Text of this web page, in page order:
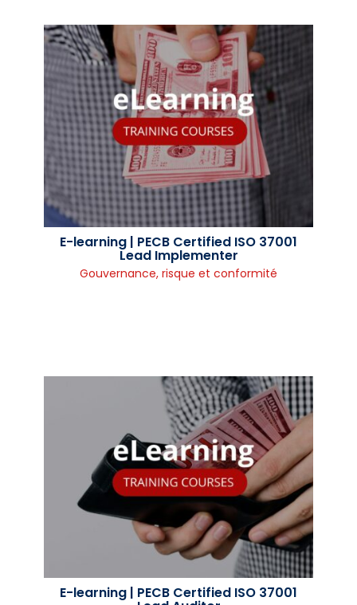
E-learning | PECB Certified ISO 37001
Lead Implementer
Gouvernance, risque et conformité
E-learning | PECB Certified ISO 37001